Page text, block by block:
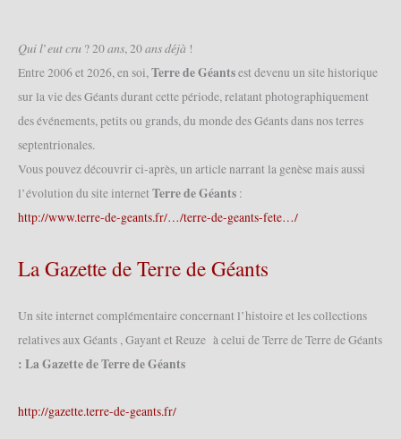
𝑄𝑢𝑖 𝑙’𝑒𝑢𝑡 𝑐𝑟𝑢 ? 20 𝑎𝑛𝑠, 20 𝑎𝑛𝑠 𝑑𝑒́𝑗𝑎̀ !
Entre 2006 et 2026, en soi,Terre de Géantsest devenu un site historique
sur la vie des Géants durant cette période, relatant photographiquement
des événements, petits ou grands, du monde des Géants dans nos terres
septentrionales.
Vous pouvez découvrir ci-après, un article narrant la genèse mais aussi
l’évolution du site internet Terre de Géants :
http://www.terre-de-geants.fr/…/terre-de-geants-fete…/
La Gazette de Terre de Géants
Un site internet complémentaire concernant l’histoire et les collections
relatives aux Géants , Gayant et Reuze à celui de Terre de Terre de Géants
: La Gazette de Terre de Géants
http://gazette.terre-de-geants.fr/